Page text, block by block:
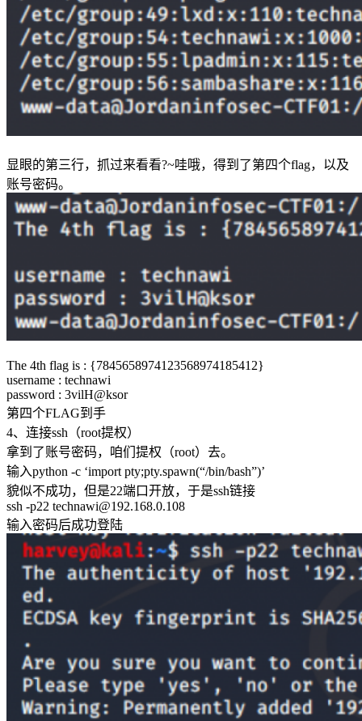
显眼的第三行，抓过来看看?~哇哦，得到了第四个flag，以及
账号密码。
The 4th flag is : {7845658974123568974185412}
username : technawi
password : 3vilH@ksor
第四个FLAG到手
4、连接ssh（root提权）
拿到了账号密码，咱们提权（root）去。
输入python -c ‘import pty;pty.spawn(“/bin/bash”)’
貌似不成功，但是22端口开放，于是ssh链接
ssh -p22 technawi@192.168.0.108
输入密码后成功登陆